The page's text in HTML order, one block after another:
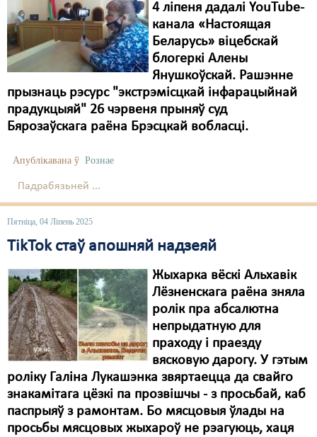
4 ліпеня дадалі YouTube-
канала «Настоящая
Беларусь» віцебскай
блогеркі Алены
Янушкоўскай. Рашэнне
прызнаць рэсурс "экстрэмісцкай інфарацыйнай
прадукцыяй" 26 чэрвеня прыняў суд
Бярозаўскага раёна Брэсцкай вобласці.
Апублікавана ў Рознае
Падрабязьней ...
Пятніца, 04 Ліпень 2025
TikTok стаў апошняй надзеяй
Жыхарка вёскі Альхавік
Лёзненскага раёна зняла
ролік пра абсалютна
непрыдатную для
праходу і праезду
вясковую дарогу. У гэтым
роліку Галіна Лукашэнка звяртаецца да свайго
знакамітага цёзкі па прозвішчы - з просьбай, каб
паспрыяў з рамонтам. Бо мясцовыя ўлады на
просьбы мясцовых жыхароў не рэагуюць, хаця
Рознае
Свабода слова
Свабода сумленьня
Суд
Сьмяротнае пакараньне
Экалёгія
Правы працоўных